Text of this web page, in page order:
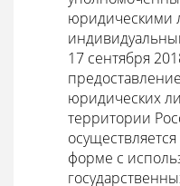
юридическими
17 сентября
юридических
территории
форме с